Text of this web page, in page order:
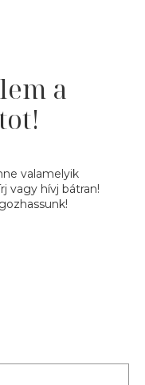
a
valamelyik
vagy hívj bátran!